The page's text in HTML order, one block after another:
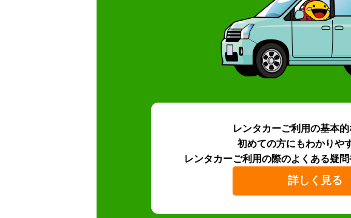
レンタカーご利用の基本
初めての方にもわかりや
レンタカーご利用の際のよくある疑問
詳しく見る